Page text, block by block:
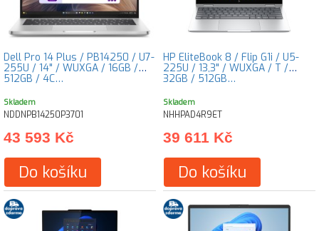
Dell Pro 14 Plus / PB14250 / U7-
255U / 14" / WUXGA / 16GB /
512GB / 4C…
Skladem
NDDNPB14250P3701
43 593 Kč
Do košíku
HP EliteBook 8 / Flip G1i / U5-
225U / 13,3" / WUXGA / T /
32GB / 512GB…
Skladem
NHHPAD4R9ET
39 611 Kč
Do košíku